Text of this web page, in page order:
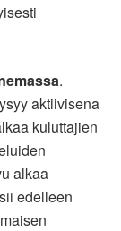
.
aktiivisena
kuluttajien
alkaa
edelleen